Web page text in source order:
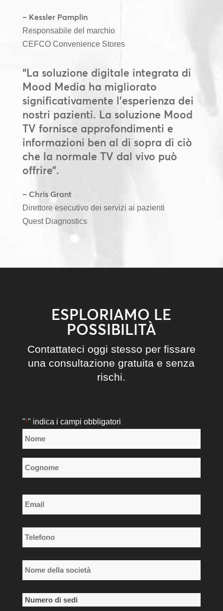
– Kessler Pamplin
Responsabile del marchio
CEFCO Convenience Stores
“La soluzione digitale integrata di
Mood Media ha migliorato
significativamente l’esperienza dei
nostri pazienti. La soluzione Mood
TV fornisce approfondimenti e
informazioni ben al di sopra di ciò
che la normale TV dal vivo può
offrire”.
– Chris Grant
Direttore esecutivo dei servizi ai pazienti
Quest Diagnostics
ESPLORIAMO LE
POSSIBILITÀ
Contattateci oggi stesso per fissare
una consultazione gratuita e senza
rischi.
"*" indica i campi obbligatori
Nome
*
Email
*
Telefono
*
Nome
della
società
*
Numero